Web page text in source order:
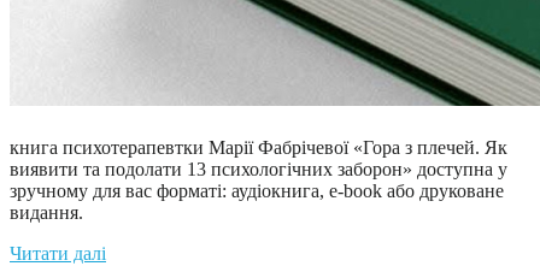
книга психотерапевтки Марії Фабрічевої «Гора з плечей. Як
виявити та подолати 13 психологічних заборон» доступна у
зручному для вас форматі: аудіокнига, e-book або друковане
видання.
Читати далі